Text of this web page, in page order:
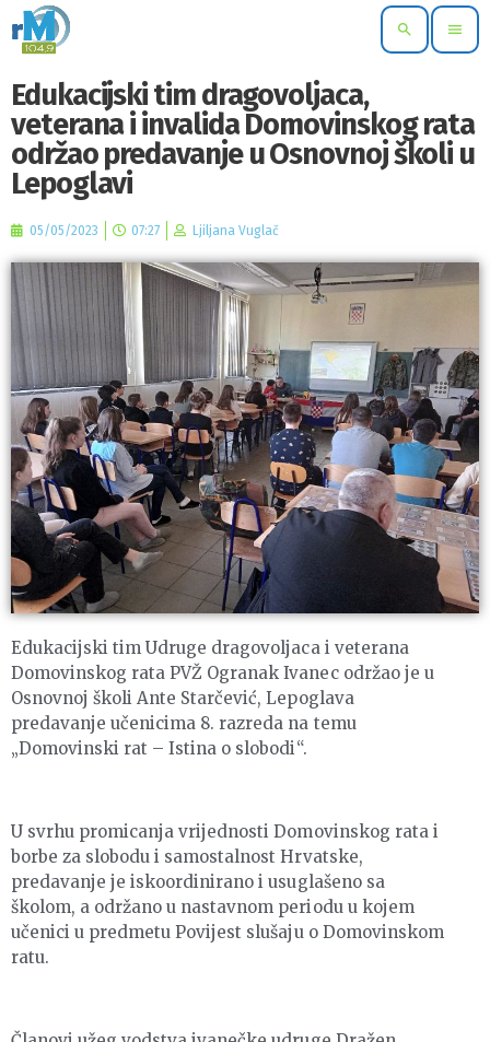
search menu
Edukacijski tim dragovoljaca,
veterana i invalida Domovinskog rata
održao predavanje u Osnovnoj školi u
Lepoglavi
05/05/2023 07:27 Ljiljana Vuglač
Edukacijski tim Udruge dragovoljaca i veterana
Domovinskog rata PVŽ Ogranak Ivanec održao je u
Osnovnoj školi Ante Starčević, Lepoglava
predavanje učenicima 8. razreda na temu
„Domovinski rat – Istina o slobodi“.
U svrhu promicanja vrijednosti Domovinskog rata i
borbe za slobodu i samostalnost Hrvatske,
predavanje je iskoordinirano i usuglašeno sa
školom, a održano u nastavnom periodu u kojem
učenici u predmetu Povijest slušaju o Domovinskom
ratu.